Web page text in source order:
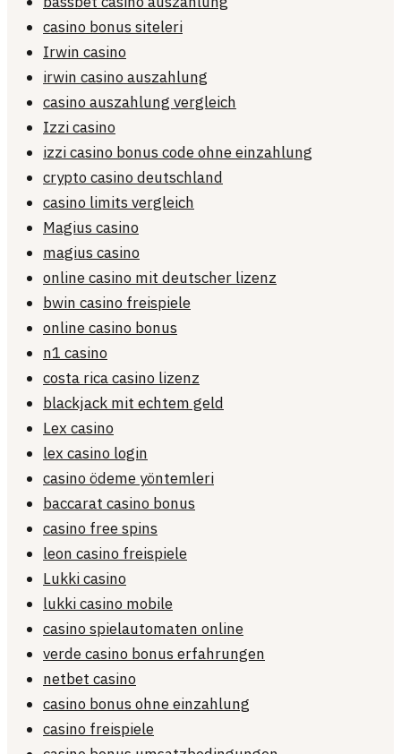
casino bonus siteleri
Irwin casino
irwin casino auszahlung
casino auszahlung vergleich
Izzi casino
izzi casino bonus code ohne einzahlung
crypto casino deutschland
casino limits vergleich
Magius casino
magius casino
online casino mit deutscher lizenz
bwin casino freispiele
online casino bonus
n1 casino
costa rica casino lizenz
blackjack mit echtem geld
Lex casino
lex casino login
casino ödeme yöntemleri
baccarat casino bonus
casino free spins
leon casino freispiele
Lukki casino
lukki casino mobile
casino spielautomaten online
verde casino bonus erfahrungen
netbet casino
casino bonus ohne einzahlung
casino freispiele